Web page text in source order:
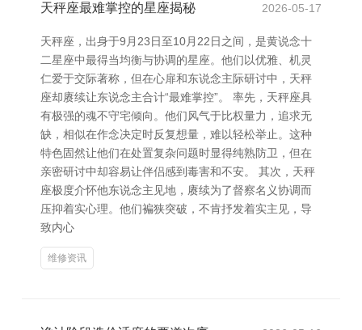
天秤座最难掌控的星座揭秘 2026-05-17
天秤座，出身于9月23日至10月22日之间，是黄说念十
二星座中最得当均衡与协调的星座。他们以优雅、机灵
仁爱于交际著称，但在心扉和东说念主际研讨中，天秤
座却赓续让东说念主合计“最难掌控”。 率先，天秤座具
有极强的魂不守宅倾向。他们风气于比权量力，追求无
缺，相似在作念决定时反复想量，难以轻松举止。这种
特色固然让他们在处置复杂问题时显得纯熟防卫，但在
亲密研讨中却容易让伴侣感到毒害和不安。 其次，天秤
座极度介怀他东说念主见地，赓续为了督察名义协调而
压抑着实心理。他们褊狭突破，不肯抒发着实主见，导
致内心
维修资讯